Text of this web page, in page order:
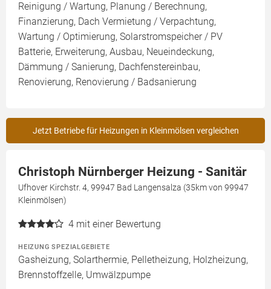
Reinigung / Wartung, Planung / Berechnung,
Finanzierung, Dach Vermietung / Verpachtung,
Wartung / Optimierung, Solarstromspeicher / PV
Batterie, Erweiterung, Ausbau, Neueindeckung,
Dämmung / Sanierung, Dachfenstereinbau,
Renovierung, Renovierung / Badsanierung
Jetzt Betriebe für Heizungen in Kleinmölsen vergleichen
Christoph Nürnberger Heizung - Sanitär
Ufhover Kirchstr. 4, 99947 Bad Langensalza (35km von 99947
Kleinmölsen)
4 mit einer Bewertung
HEIZUNG SPEZIALGEBIETE
Gasheizung, Solarthermie, Pelletheizung, Holzheizung,
Brennstoffzelle, Umwälzpumpe